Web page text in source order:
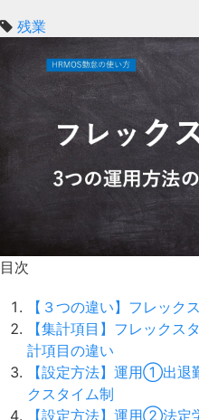
残業
目次
【３つの違い】フレック
【集計項目】フレックス
計項目の違い
【設定方法】運用①出退
クスタイム制
【設定方法】運用②法定